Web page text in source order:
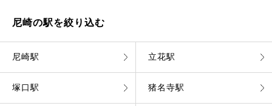
尼崎の駅を絞り込む
尼崎駅 立花駅
塚口駅 猪名寺駅